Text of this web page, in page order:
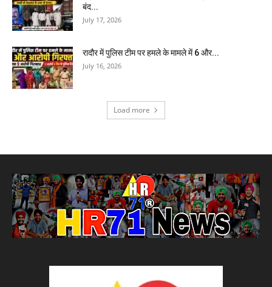
बंद...
July 17, 2026
रादौर में पुलिस टीम पर हमले के मामले में 6 और...
July 16, 2026
Load more